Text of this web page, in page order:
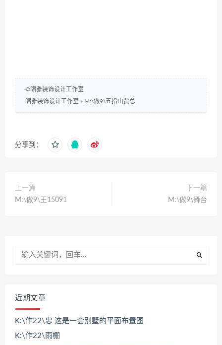
©啸雅装饰设计工作室
啸雅装饰设计工作室 » M:\做9\五指山贾总
分享到：
上一篇
M:\做9\王15091
下一篇
M:\做9\舞台
近期文章
K:\作22\忠 这是一套别墅的平面布置图
K:\作22\雨棚